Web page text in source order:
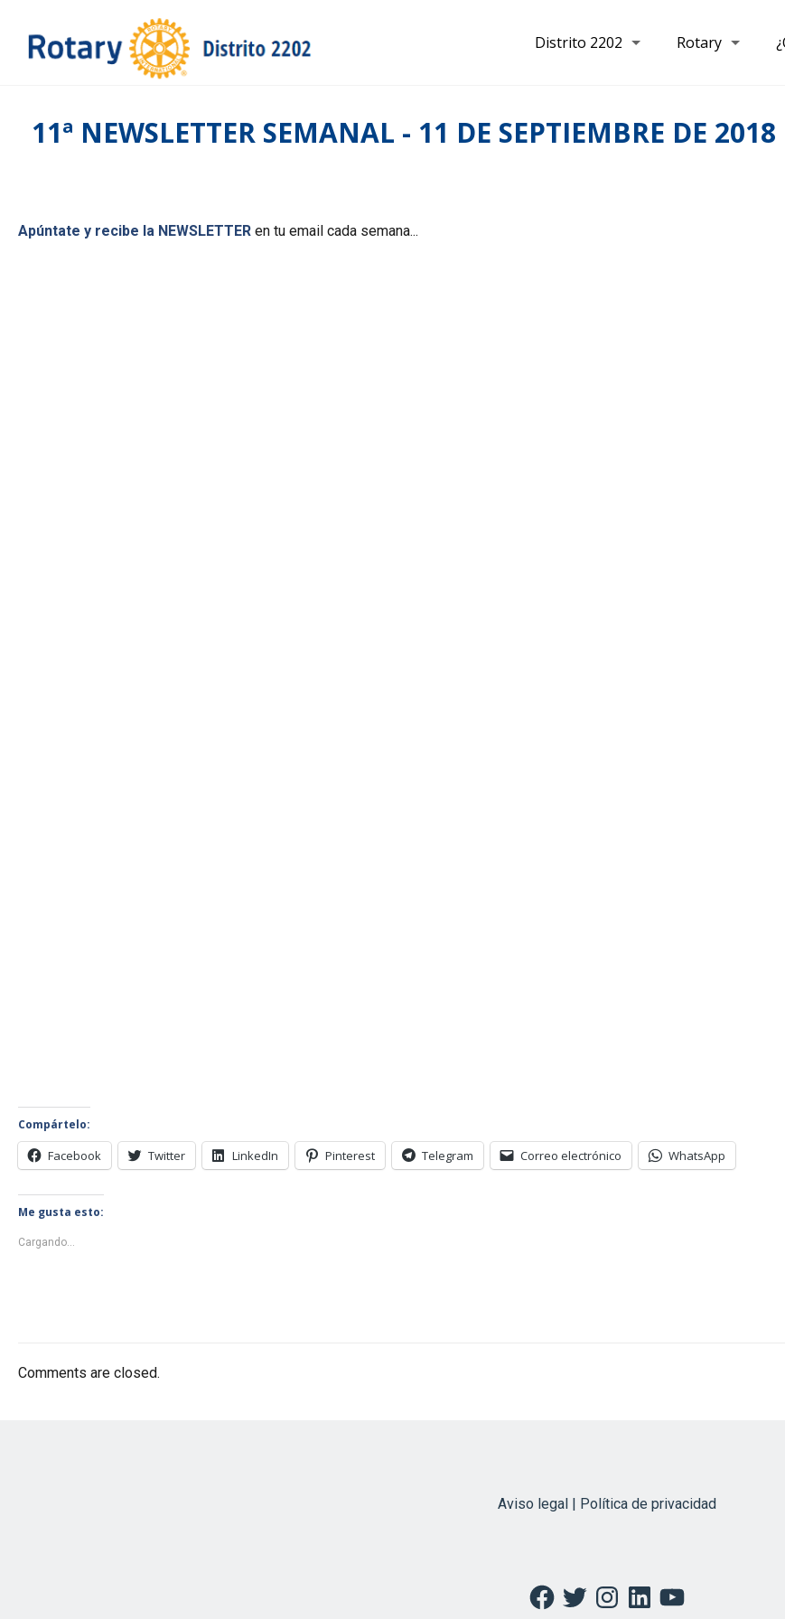
Distrito 2202 Rotary
11ª NEWSLETTER SEMANAL - 11 DE SEPTIEMBRE DE 2018
Apúntate y recibe la NEWSLETTER en tu email cada semana...
Compártelo:
Facebook Twitter LinkedIn Pinterest Telegram Correo electrónico WhatsApp
Me gusta esto:
Cargando...
Comments are closed.
Aviso legal | Política de privacidad
Facebook
TwitterInstagramLinkedInYouTube